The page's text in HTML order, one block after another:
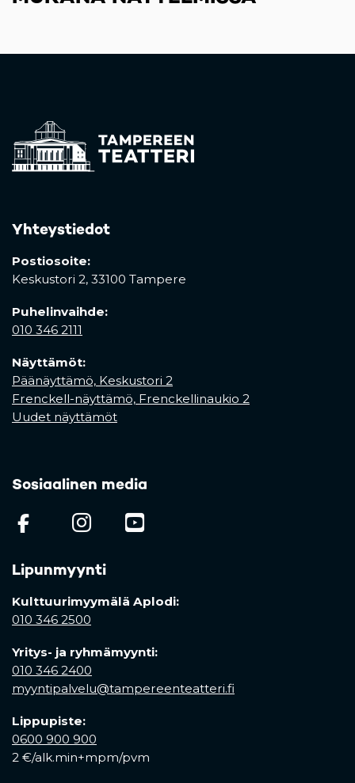
Yhteystiedot
Postiosoite:
Keskustori 2, 33100 Tampere
Puhelinvaihde:
010 346 2111
Näyttämöt:
Päänäyttämö, Keskustori 2
Frenckell-näyttämö, Frenckellinaukio 2
Uudet näyttämöt
Sosiaalinen media
(opens in a new tab)
(opens in a new tab)
Lipunmyynti
Kulttuurimyymälä Aplodi:
010 346 2500
Yritys- ja ryhmämyynti:
010 346 2400
myyntipalvelu@tampereenteatteri.fi
Lippupiste:
0600 900 900
2 €/alk.min+mpm/pvm